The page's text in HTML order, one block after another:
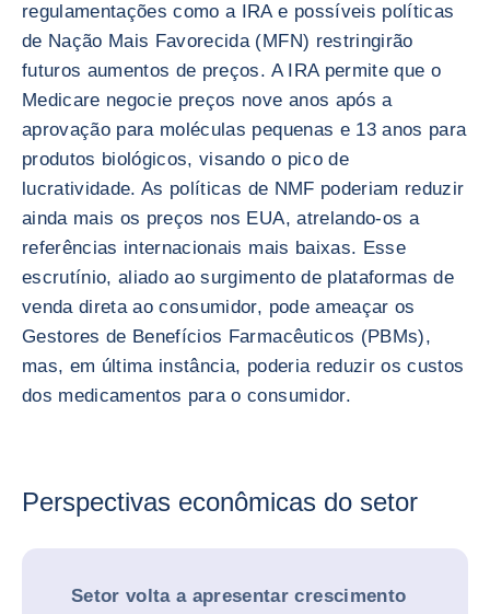
regulamentações como a IRA e possíveis políticas
de Nação Mais Favorecida (MFN) restringirão
futuros aumentos de preços. A IRA permite que o
Medicare negocie preços nove anos após a
aprovação para moléculas pequenas e 13 anos para
produtos biológicos, visando o pico de
lucratividade. As políticas de NMF poderiam reduzir
ainda mais os preços nos EUA, atrelando-os a
referências internacionais mais baixas. Esse
escrutínio, aliado ao surgimento de plataformas de
venda direta ao consumidor, pode ameaçar os
Gestores de Benefícios Farmacêuticos (PBMs),
mas, em última instância, poderia reduzir os custos
dos medicamentos para o consumidor.
Perspectivas econômicas do setor
Setor volta a apresentar crescimento